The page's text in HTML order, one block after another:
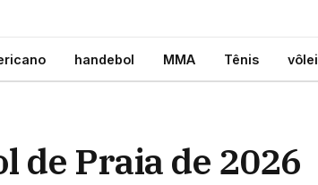
handebol MMA Tênis vôlei
de Praia de 2026